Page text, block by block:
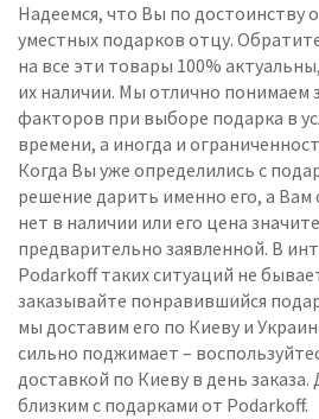
Надеемся, что Вы по достоинству
уместных подарков отцу.
на все эти товары 100%
их наличии. Мы отлично понимаем
факторов при выборе подарка в
времени, а иногда и
Когда Вы уже определились с
решение дарить именно его, а
нет в наличии или его цена
предварительно заявленной. В
Podarkoff таких ситуаций не
заказывайте понравившийся
мы доставим его по Киеву и
сильно поджимает –
доставкой по Киеву в день
близким с подарками от Podarkoff.